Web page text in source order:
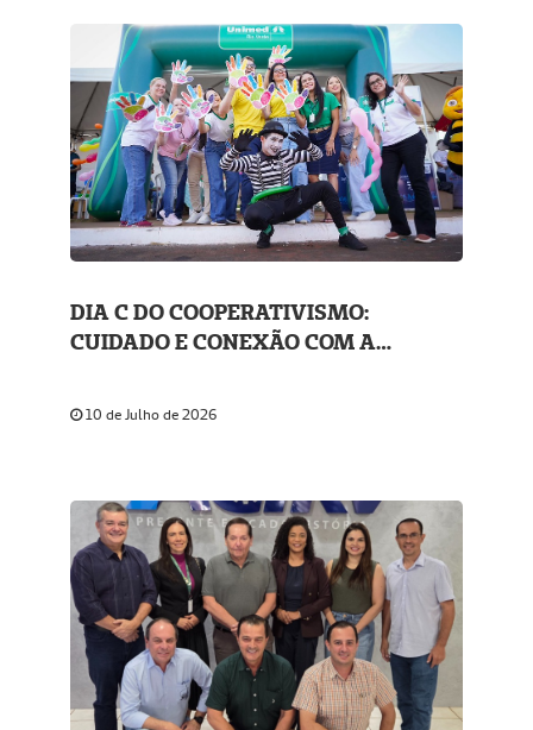
DIA C DO COOPERATIVISMO:
CUIDADO E CONEXÃO COM A
10 de Julho de 2026